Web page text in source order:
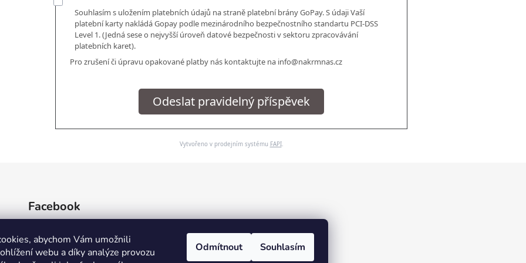
abychom Vám umožnili
webu a díky analýze provozu
Odmítnout Souhlasím
Souhlasím s uložením platebních údajů na straně platební brány GoPay. S údaji Vaší
platební karty nakládá Gopay podle mezinárodního bezpečnostního standartu PCI-DSS
Level 1. (Jedná sese o nejvyšší úroveň datové bezpečnosti v sektoru zpracovávání
platebních karet).
Pro zrušení či úpravu opakované platby nás kontaktujte na info@nakrmnas.cz
Odeslat pravidelný příspěvek
Vytvořeno v prodejním systému FAPI.
Facebook